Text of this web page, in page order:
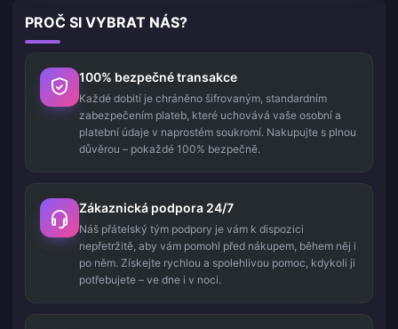
PROČ SI VYBRAT NÁS?
100% bezpečné transakce
Každé dobití je chráněno šifrovaným, standardním
zabezpečením plateb, které uchovává vaše osobní a
platební údaje v naprostém soukromí. Nakupujte s plnou
důvěrou – pokaždé 100% bezpečně.
Zákaznická podpora 24/7
Náš přátelský tým podpory je vám k dispozici
nepřetržitě, aby vám pomohl před nákupem, během něj i
po něm. Získejte rychlou a spolehlivou pomoc, kdykoli ji
potřebujete – ve dne i v noci.